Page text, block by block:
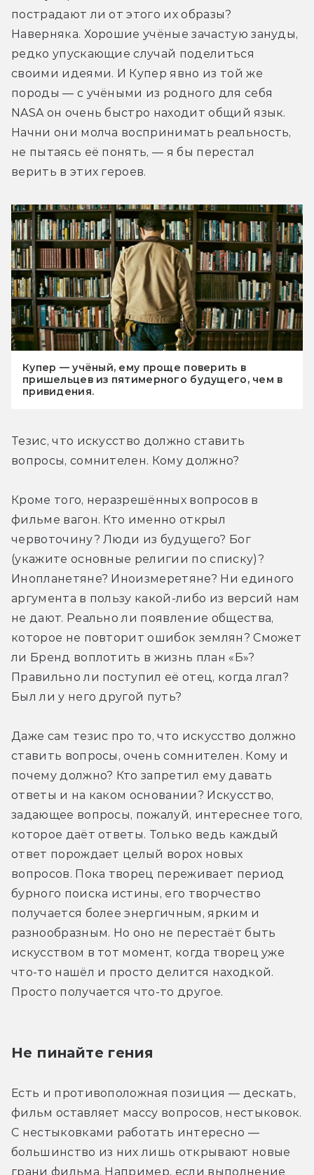
пострадают ли от этого их образы?
Наверняка. Хорошие учёные зачастую зануды,
редко упускающие случай поделиться
своими идеями. И Купер явно из той же
породы — с учёными из родного для себя
NASA он очень быстро находит общий язык.
Начни они молча воспринимать реальность,
не пытаясь её понять, — я бы перестал
верить в этих героев.
Купер — учёный, ему проще поверить в
пришельцев из пятимерного будущего, чем в
привидения.
Тезис, что искусство должно ставить
вопросы, сомнителен. Кому должно?
Кроме того, неразрешённых вопросов в
фильме вагон. Кто именно открыл
червоточину? Люди из будущего? Бог
(укажите основные религии по списку)?
Инопланетяне? Иноизмеретяне? Ни единого
аргумента в пользу какой-либо из версий нам
не дают. Реально ли появление общества,
которое не повторит ошибок землян? Сможет
ли Бренд воплотить в жизнь план «Б»?
Правильно ли поступил её отец, когда лгал?
Был ли у него другой путь?
Даже сам тезис про то, что искусство должно
ставить вопросы, очень сомнителен. Кому и
почему должно? Кто запретил ему давать
ответы и на каком основании? Искусство,
задающее вопросы, пожалуй, интереснее того,
которое даёт ответы. Только ведь каждый
ответ порождает целый ворох новых
вопросов. Пока творец переживает период
бурного поиска истины, его творчество
получается более энергичным, ярким и
разнообразным. Но оно не перестаёт быть
искусством в тот момент, когда творец уже
что-то нашёл и просто делится находкой.
Просто получается что-то другое.
Не пинайте гения
Есть и противоположная позиция — дескать,
фильм оставляет массу вопросов, нестыковок.
С нестыковками работать интересно —
большинство из них лишь открывают новые
грани фильма. Например, если выполнение